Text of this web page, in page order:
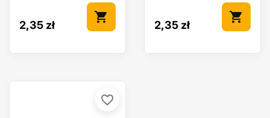
2,35 zł
shopping_cart
2,35 zł
shopping_cart
favorite_border